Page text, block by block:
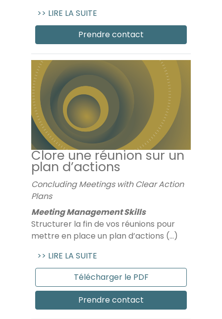
>> LIRE LA SUITE
Prendre contact
Clore une réunion sur un
plan d’actions
Concluding Meetings with Clear Action
Plans
Meeting Management Skills
Structurer la fin de vos réunions pour
mettre en place un plan d’actions (...)
>> LIRE LA SUITE
Télécharger le PDF
Prendre contact